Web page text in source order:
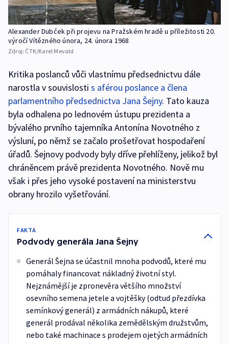
Alexander Dubček při projevu na Pražském hradě u příležitosti 20.
výročí Vítězného února, 24. února 1968
Zdroj: ČTK/Karel Mevald
Kritika poslanců vůči vlastnímu předsednictvu dále
narostla v souvislosti s aférou poslance a člena
parlamentního předsednictva Jana Šejny. Tato kauza
byla odhalena po lednovém ústupu prezidenta a
bývalého prvního tajemníka Antonína Novotného z
výsluní, po němž se začalo prošetřovat hospodaření
úřadů. Šejnovy podvody byly dříve přehlíženy, jelikož byl
chráněncem právě prezidenta Novotného. Nově mu
však i přes jeho vysoké postavení na ministerstvu
obrany hrozilo vyšetřování.
FAKTA
Podvody generála Jana Šejny
Generál Šejna se účastnil mnoha podvodů, které mu
pomáhaly financovat nákladný životní styl.
Nejznámější je zpronevěra většího množství
osevního semena jetele a vojtěšky (odtud přezdívka
semínkový generál) z armádních nákupů, které
generál prodával několika zemědělským družstvům,
nebo také machinace s prodejem ojetých armádních